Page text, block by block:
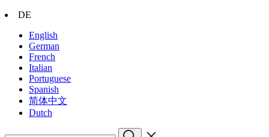
DE
English
German
French
Italian
Portuguese
Spanish
简体中文
Dutch